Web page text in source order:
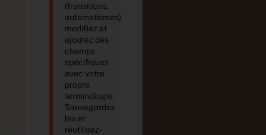
(transitions,
automatismes),
modifiez et
ajoutez des
champs
spécifiques
avec votre
propre
terminologie.
Sauvegardez-
les et
réutilisez-